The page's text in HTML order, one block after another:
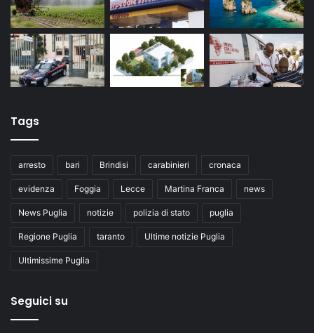
Tags
arresto bari Brindisi carabinieri cronaca
evidenza Foggia Lecce Martina Franca news
News Puglia notizie polizia di stato puglia
Regione Puglia taranto Ultime notizie Puglia
Ultimissime Puglia
Seguici su